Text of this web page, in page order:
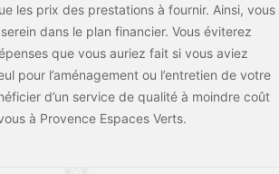
les prix des prestations à fournir. Ainsi, vous
dans le plan financier. Vous éviterez
que vous auriez fait si vous aviez
pour l’aménagement ou l’entretien de votre
d’un service de qualité à moindre coût
à Provence Espaces Verts.